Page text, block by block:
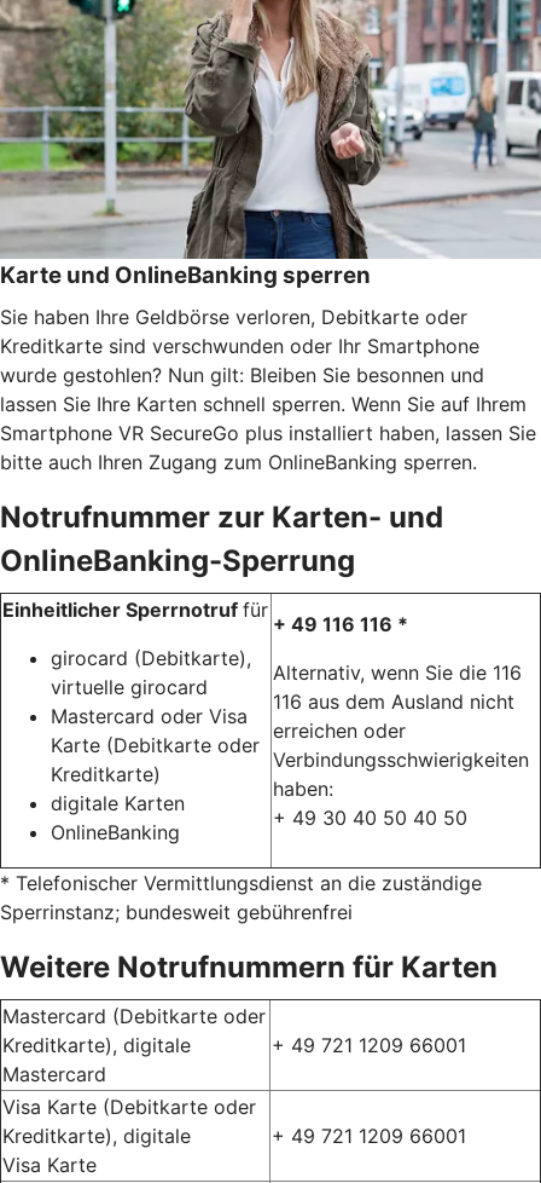
Karte und OnlineBanking sperren
Sie haben Ihre Geldbörse verloren, Debitkarte oder
Kreditkarte sind verschwunden oder Ihr Smartphone
wurde gestohlen? Nun gilt: Bleiben Sie besonnen und
lassen Sie Ihre Karten schnell sperren. Wenn Sie auf Ihrem
Smartphone VR SecureGo plus installiert haben, lassen Sie
bitte auch Ihren Zugang zum OnlineBanking sperren.
Notrufnummer zur Karten- und
OnlineBanking-Sperrung
Einheitlicher Sperrnotruf für
girocard (Debitkarte),
virtuelle girocard
Mastercard oder Visa
Karte (Debitkarte oder
Kreditkarte)
digitale Karten
OnlineBanking
+ 49 116 116 *
Alternativ, wenn Sie die 116
116 aus dem Ausland nicht
erreichen oder
Verbindungsschwierigkeiten
haben:
+ 49 30 40 50 40 50
* Telefonischer Vermittlungsdienst an die zuständige
Sperrinstanz; bundesweit gebührenfrei
Weitere Notrufnummern für Karten
Mastercard (Debitkarte oder
Kreditkarte), digitale
Mastercard
+ 49 721 1209 66001
Visa Karte (Debitkarte oder
Kreditkarte), digitale
Visa Karte
+ 49 721 1209 66001